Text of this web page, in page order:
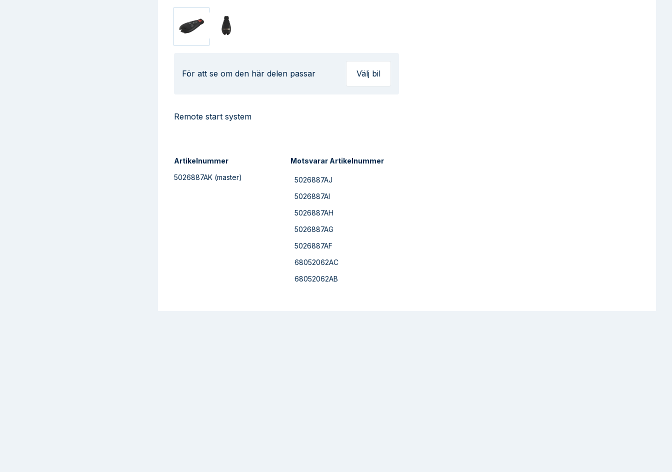
För att se om den här delen passar Välj bil
Remote start system
Artikelnummer
5026887AK (master)
Motsvarar Artikelnummer
5026887AJ
5026887AI
5026887AH
5026887AG
5026887AF
68052062AC
68052062AB